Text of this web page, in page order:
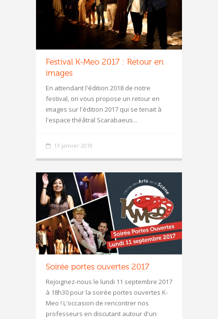
Festival K-Meo 2017 : Retour en
images
En attendant l'édition 2018 de notre
festival, on vous propose un retour en
images sur l'édition 2017 qui se tenait à
l'espace théâtral Scarabaeus...
13 janvier 2018
Soirée portes ouvertes 2017
Rejoignez-nous le lundi 11 septembre 2017
à 18h30 pour la soirée portes ouvertes K-
Meo ! L'occasion de rencontrer nos
professeurs en discutant autour d'un